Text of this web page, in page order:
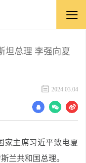
坦总理 李强向夏
2024.03.04
家主席习近平致电夏
兰共和国总理。